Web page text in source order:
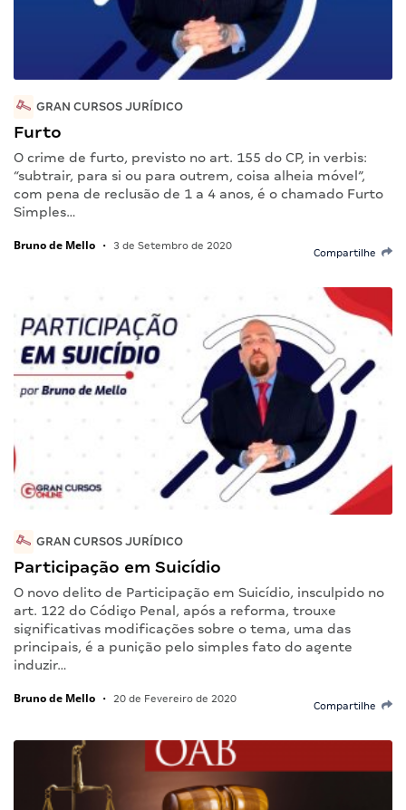
GRAN CURSOS JURÍDICO
Furto
O crime de furto, previsto no art. 155 do CP, in verbis:
“subtrair, para si ou para outrem, coisa alheia móvel”,
com pena de reclusão de 1 a 4 anos, é o chamado Furto
Simples…
Bruno de Mello • 3 de Setembro de 2020
Compartilhe
GRAN CURSOS JURÍDICO
Participação em Suicídio
O novo delito de Participação em Suicídio, insculpido no
art. 122 do Código Penal, após a reforma, trouxe
significativas modificações sobre o tema, uma das
principais, é a punição pelo simples fato do agente
induzir…
Bruno de Mello • 20 de Fevereiro de 2020
Compartilhe